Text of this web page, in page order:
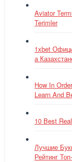
Aviator
Terimler
1xbet
а
How In
Learn And
10 Best
Лучшие
Рейтинг